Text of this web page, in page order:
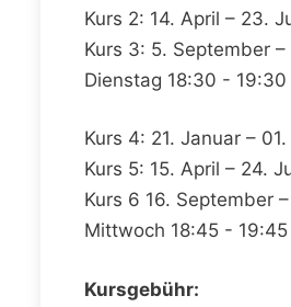
Kurs 2: 14. April – 23.
Kurs 3: 5. September
Dienstag 18:30 - 19:30
Kurs 4: 21. Januar –
Kurs 5: 15. April – 24.
Kurs 6 16. September
Mittwoch 18:45 -
Kursgebühr: